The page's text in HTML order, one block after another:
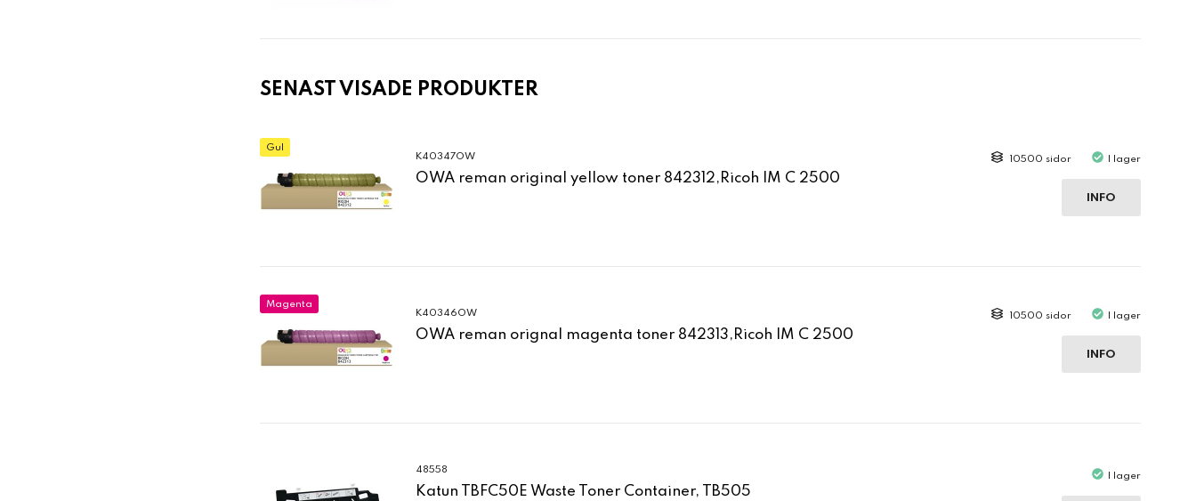
SENAST VISADE PRODUKTER
Gul
K40347OW
OWA reman original yellow toner 842312,Ricoh IM C 2500
10500 sidor I lager
INFO
Magenta
K40346OW
OWA reman orignal magenta toner 842313,Ricoh IM C 2500
10500 sidor I lager
INFO
48558
Katun TBFC50E Waste Toner Container, TB505
I lager